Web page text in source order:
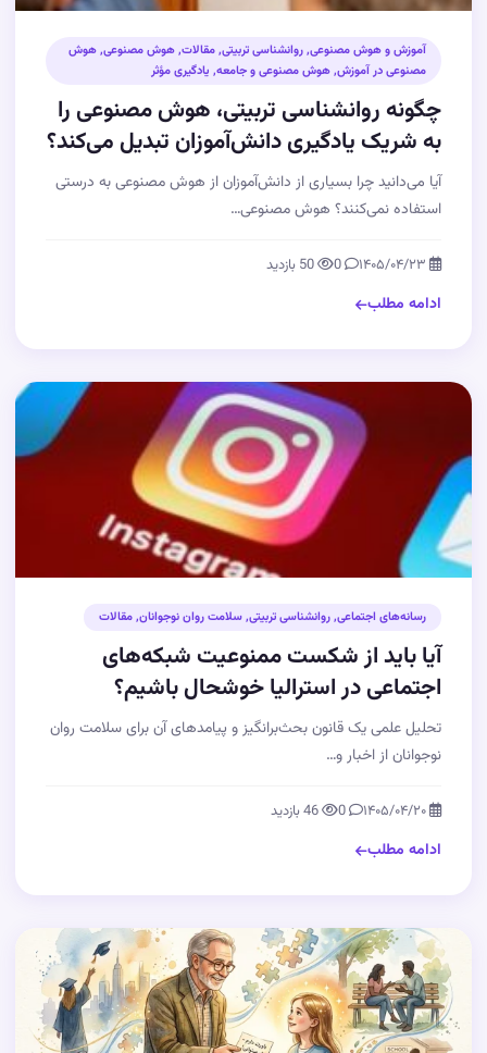
آموزش و هوش مصنوعی,روانشناسی تربیتی,مقالات,هوش مصنوعی,هوش
مصنوعی در آموزش,هوش مصنوعی و جامعه, یادگیری مؤثر
چگونه روانشناسی تربیتی، هوش مصنوعی را
به شریک یادگیری دانش‌آموزان تبدیل می‌کند؟
آیا می‌دانید چرا بسیاری از دانش‌آموزان از هوش مصنوعی به درستی
استفاده نمی‌کنند؟ هوش مصنوعی…
ادامه مطلب
رسانه‌های اجتماعی,روانشناسی تربیتی,سلامت روان نوجوانان,مقالات
آیا باید از شکست ممنوعیت شبکه‌های
اجتماعی در استرالیا خوشحال باشیم؟
تحلیل علمی یک قانون بحث‌برانگیز و پیامدهای آن برای سلامت روان
نوجوانان از اخبار و…
ادامه مطلب